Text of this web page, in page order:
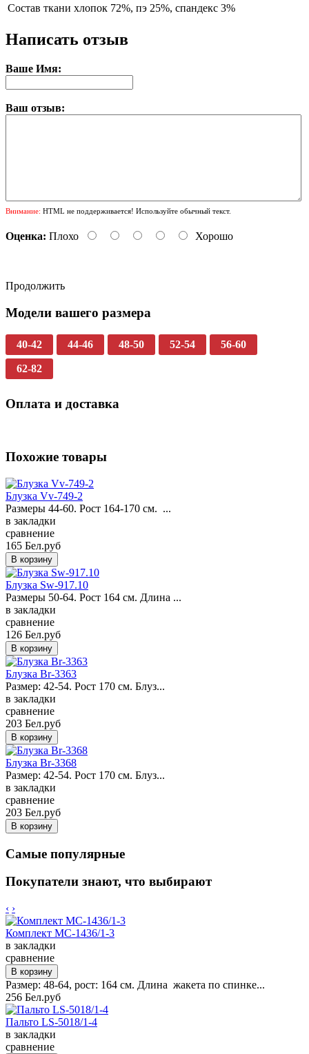
Состав ткани хлопок 72%, пэ 25%, спандекс 3%
Написать отзыв
Ваше Имя:
Ваш отзыв:
Внимание: HTML не поддерживается! Используйте обычный текст.
Оценка: Плохо Хорошо
Продолжить
Модели вашего размера
40-42 44-46 48-50 52-54 56-60
62-82
Оплата и доставка
Похожие товары
Блузка Vv-749-2
Размеры 44-60. Рост 164-170 см. ...
в закладки
сравнение
165 Бел.руб
Блузка Sw-917.10
Размеры 50-64. Рост 164 см. Длина ...
в закладки
сравнение
126 Бел.руб
Блузка Br-3363
Размер: 42-54. Рост 170 см. Блуз...
в закладки
сравнение
203 Бел.руб
Блузка Br-3368
Размер: 42-54. Рост 170 см. Блуз...
в закладки
сравнение
203 Бел.руб
Самые популярные
Покупатели знают, что выбирают
‹ ›
Комплект MC-1436/1-3
в закладки
сравнение
Размер: 48-64, рост: 164 см. Длина жакета по спинке...
256 Бел.руб
Пальто LS-5018/1-4
в закладки
сравнение